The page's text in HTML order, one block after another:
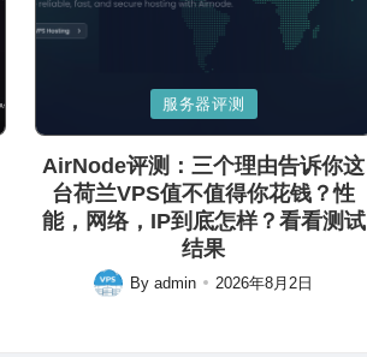
in
服务器评测
AirNode评测：三个理由告诉你这
台荷兰VPS值不值得你花钱？性
能，网络，IP到底怎样？看看测试
结果
Posted
Byadmin 2026年8月2日